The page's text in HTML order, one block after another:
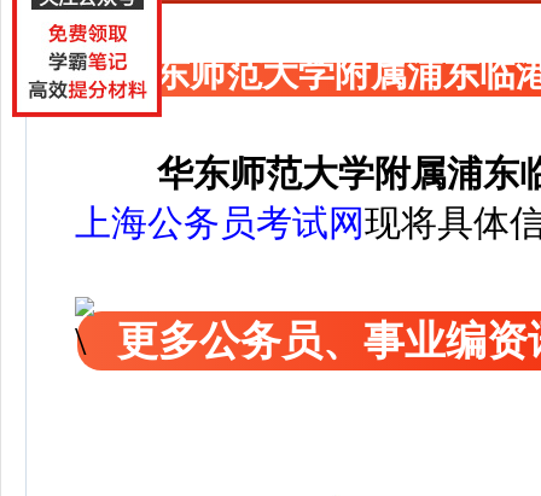
华东师范大学附属浦东临
华东师范大学附属浦东
上海公务员考试网现将具体
更多公务员、事业编资